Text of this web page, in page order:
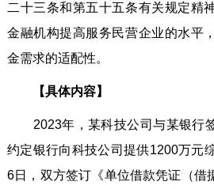
二十三条和第五十五条有关规定精
金融机构提高服务民营企业的水平
金需求的适配性。
【具体内容】
2023年，某科技公司与某银行签
约定银行向科技公司提供1200万元
6日，双方签订《单位借款凭证（借